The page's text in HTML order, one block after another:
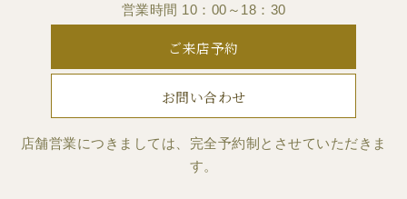
営業時間 10：00～18：30
ご来店予約
お問い合わせ
店舗営業につきましては、完全予約制とさせていただきま
す。